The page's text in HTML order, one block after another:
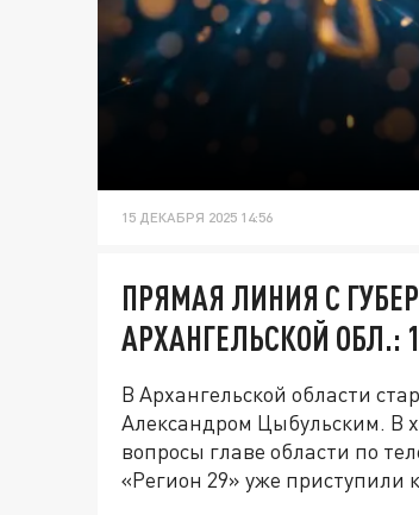
15 ДЕКАБРЯ 2025 14:56
ПРЯМАЯ ЛИНИЯ С
АРХАНГЕЛЬСКОЙ ОБЛ.:
В Архангельской области
Александром Цыбульским. В
вопросы главе области по
«Регион 29» уже приступили